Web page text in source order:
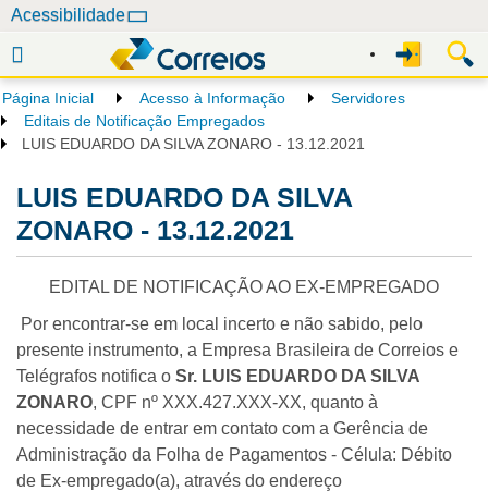
e
g
a
Acessibilidade
Página Inicial Acesso à Informação
Servidores
Editais de Notificação Empregados
LUIS EDUARDO DA SILVA ZONARO - 13.12.2021
LUIS EDUARDO DA SILVA
ZONARO - 13.12.2021
EDITAL DE NOTIFICAÇÃO AO EX-EMPREGADO
Por encontrar-se em local incerto e não sabido, pelo
presente instrumento, a Empresa Brasileira de Correios e
Telégrafos notifica o Sr. LUIS EDUARDO DA SILVA
ZONARO, CPF nº XXX.427.XXX-XX, quanto à
necessidade de entrar em contato com a Gerência de
Administração da Folha de Pagamentos - Célula: Débito
de Ex-empregado(a), através do endereço